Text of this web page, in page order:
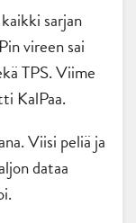
sarjan
vireen sai
TPS. Viime
KalPaa.
Viisi peliä ja
dataa